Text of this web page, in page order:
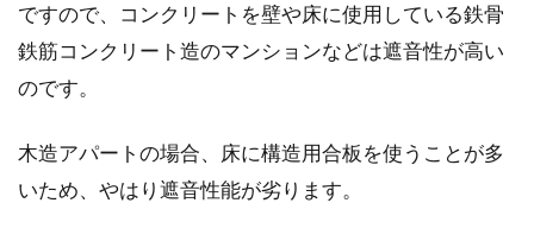
ですので、コンクリートを壁や床に使用している鉄骨
鉄筋コンクリート造のマンションなどは遮音性が高い
のです。
木造アパートの場合、床に構造用合板を使うことが多
いため、やはり遮音性能が劣ります。